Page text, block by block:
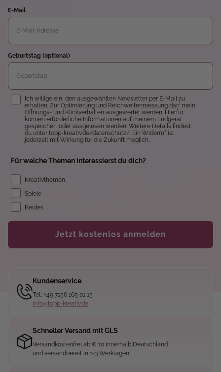
E-Mail
Geburtstag (optional)
Einwilligung
Ich willige ein, den ausgewählten Newsletter per E-Mail zu
erhalten. Zur Optimierung und Reichweitenmessung darf mein
Öffnungs- und Klickverhalten ausgewertet werden. Hierfür
können erforderliche Informationen auf meinem Endgerät
gespeichert oder ausgelesen werden. Weitere Details findest
du unter topp-kreativ.de/datenschutz/. Ein Widerruf ist
jederzeit mit Wirkung für die Zukunft möglich.
Für welche Themen interessierst du dich?
Kreativthemen
Spiele
Beides
Jetzt kostenlos anmelden
Kundenservice
Tel.: +49 7156 165 01 15
info@topp-kreativ.de
Schneller Versand mit GLS
Versandkostenfrei ab € 10 innerhalb Deutschland
und versandbereit in 1-3 Werktagen